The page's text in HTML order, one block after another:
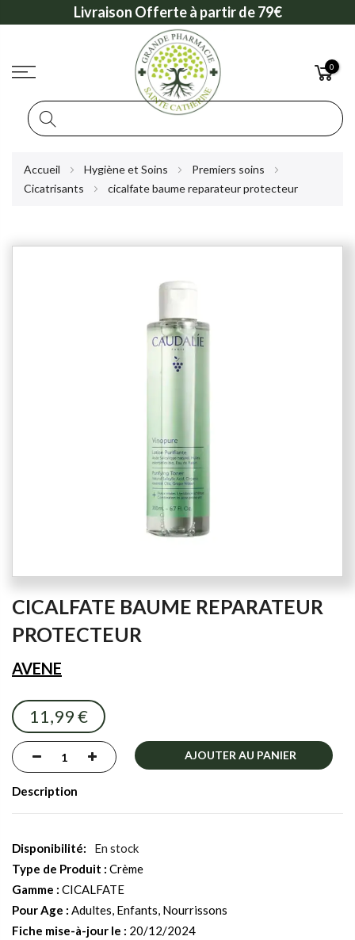
Livraison Offerte à partir de 79€
0
Accueil Hygiène et Soins
Premiers soins
Cicatrisants
cicalfate baume reparateur protecteur
to
beginning
of
the
images
gallery
CICALFATE BAUME REPARATEUR
PROTECTEUR
AVENE
11,99 €
AJOUTER AU PANIER
Description
En stock
Type de Produit : Crème
Gamme : CICALFATE
Pour Age : Adultes, Enfants, Nourrissons
Fiche mise-à-jour le : 20/12/2024